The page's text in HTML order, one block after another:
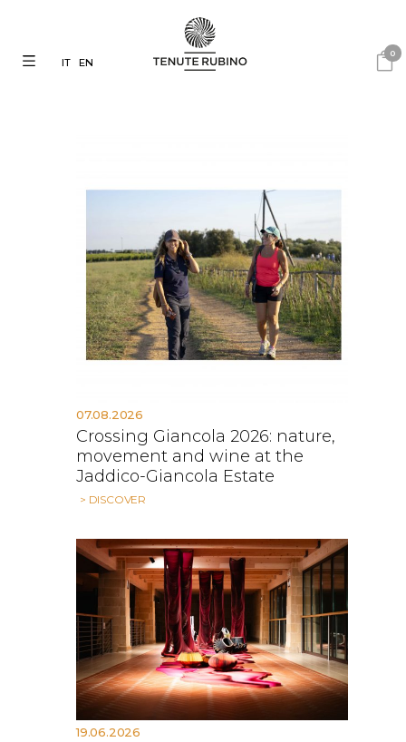
0
IT EN
07.08.2026
Crossing Giancola 2026: nature,
movement and wine at the
Jaddico-Giancola Estate
> DISCOVER
19.06.2026